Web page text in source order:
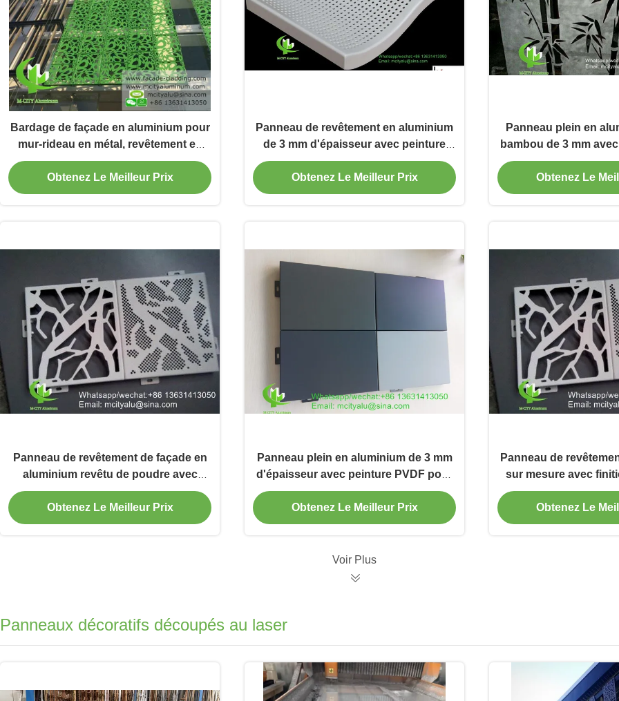
Bardage de façade en aluminium pour
mur-rideau en métal, revêtement en
poudre en alliage d'aluminium 3003,
conception personnalisable
Obtenez Le Meilleur Prix
Panneau de revêtement en aluminium
de 3 mm d'épaisseur avec peinture
PVDF pour façades et murs-rideaux à
motifs personnalisés
Obtenez Le Meilleur Prix
Panneau plein en
bambou de 3 mm
pour bardage
Obtenez Le
Panneau de revêtement de façade en
aluminium revêtu de poudre avec
motifs personnalisables de 1000x2000
mm
Obtenez Le Meilleur Prix
Panneau plein en aluminium de 3 mm
d'épaisseur avec peinture PVDF pour
bardage de façade personnalisable
Obtenez Le Meilleur Prix
Panneau de
sur mesure avec
mur-rideau de
Obtenez Le
Voir Plus
Panneaux décoratifs découpés au laser